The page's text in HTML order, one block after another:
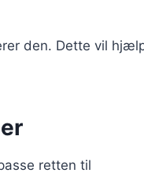
den. Dette vil
retten til